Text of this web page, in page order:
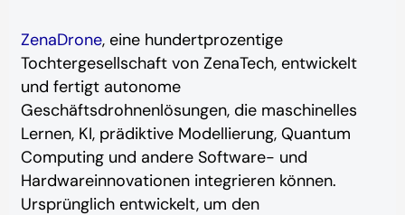
ZenaDrone, eine hundertprozentige
Tochtergesellschaft von ZenaTech, entwickelt
und fertigt autonome
Geschäftsdrohnenlösungen, die maschinelles
Lernen, KI, prädiktive Modellierung, Quantum
Computing und andere Software- und
Hardwareinnovationen integrieren können.
Ursprünglich entwickelt, um den